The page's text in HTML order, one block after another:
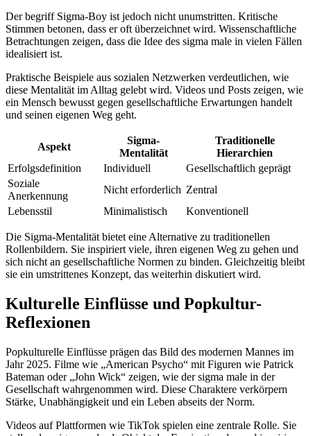
Der begriff Sigma-Boy ist jedoch nicht unumstritten. Kritische
Stimmen betonen, dass er oft überzeichnet wird. Wissenschaftliche
Betrachtungen zeigen, dass die Idee des sigma male in vielen Fällen
idealisiert ist.
Praktische Beispiele aus sozialen Netzwerken verdeutlichen, wie
diese Mentalität im Alltag gelebt wird. Videos und Posts zeigen, wie
ein Mensch bewusst gegen gesellschaftliche Erwartungen handelt
und seinen eigenen Weg geht.
Aspekt
Sigma-
Mentalität
Traditionelle
Hierarchien
Erfolgsdefinition
Individuell
Gesellschaftlich geprägt
Soziale
Anerkennung
Nicht erforderlich Zentral
Lebensstil
Minimalistisch Konventionell
Die Sigma-Mentalität bietet eine Alternative zu traditionellen
Rollenbildern. Sie inspiriert viele, ihren eigenen Weg zu gehen und
sich nicht an gesellschaftliche Normen zu binden. Gleichzeitig bleibt
sie ein umstrittenes Konzept, das weiterhin diskutiert wird.
Kulturelle Einflüsse und Popkultur-
Reflexionen
Popkulturelle Einflüsse prägen das Bild des modernen Mannes im
Jahr 2025. Filme wie „American Psycho“ mit Figuren wie Patrick
Bateman oder „John Wick“ zeigen, wie der sigma male in der
Gesellschaft wahrgenommen wird. Diese Charaktere verkörpern
Stärke, Unabhängigkeit und ein Leben abseits der Norm.
Videos auf Plattformen wie TikTok spielen eine zentrale Rolle. Sie